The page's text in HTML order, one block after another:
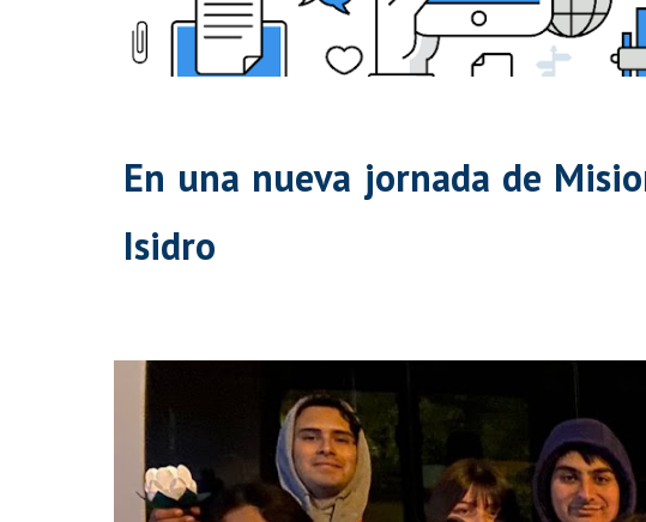
En una nueva jornada de
Isidro